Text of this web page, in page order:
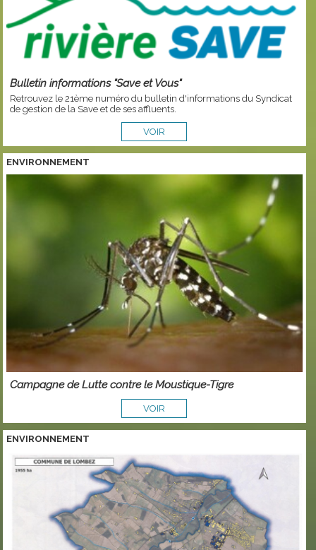
Bulletin informations "Save et Vous"
Retrouvez le 21ème numéro du bulletin d'informations du Syndicat
de gestion de la Save et de ses affluents.
VOIR
ENVIRONNEMENT
Campagne de Lutte contre le Moustique-Tigre
VOIR
ENVIRONNEMENT